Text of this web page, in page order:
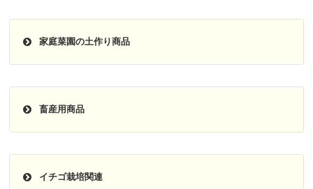
家庭菜園の土作り商品
グリーンタイキ
ふかふかくん炭
畜産用商品
ニオイＫＣ
イチゴ栽培関連